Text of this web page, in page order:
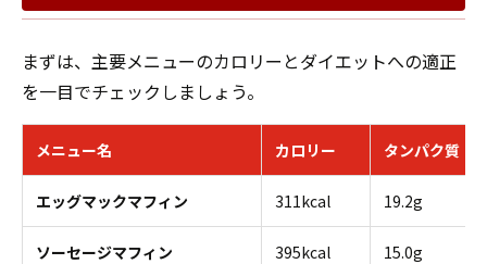
まずは、主要メニューのカロリーとダイエットへの適正
を一目でチェックしましょう。
メニュー名 カロリー タンパク質
エッグマックマフィン 311kcal 19.2g
ソーセージマフィン 395kcal 15.0g